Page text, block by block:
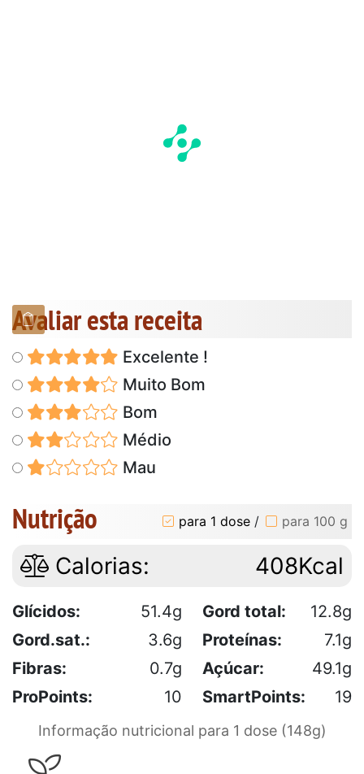
Avaliar esta receita
Excelente !
Muito Bom
Bom
Médio
Mau
Nutrição para 1 dose / para 100 g
Calorias: 408Kcal
Glícidos: 51.4g Gord total:
12.8g
Gord.sat.:
3.6g Proteínas:
7.1g
Fibras:
0.7g Açúcar:
49.1g
ProPoints:
10 SmartPoints: 19
Informação nutricional para 1 dose (148g)